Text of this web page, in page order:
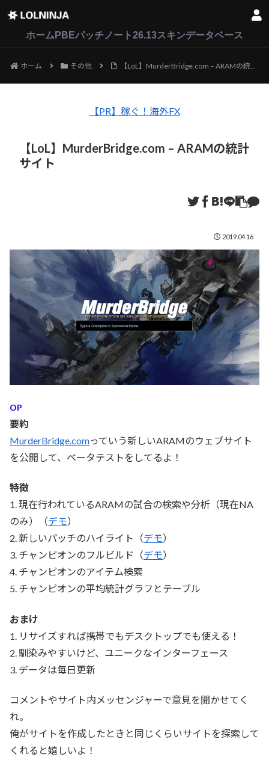
ホーム PBEパッチノート26.13スキンデータベース
ホーム その他 【LoL】MurderBridge.com – ARAMの統計サイト
【PR】稼ぐ！海外FX
【LoL】MurderBridge.com – ARAMの統計
サイト
2019.04.16
OP
要約
MurderBridge.comっていう新しいARAMのウェブサイト
を公開して、ベータテストをしてるよ！
特徴
1. 現在行われているARAMの試合の検索や分析（現在NA
のみ）（デモ）
2. 新しいパッチのハイライト（デモ）
3. チャンピオンのフルビルド（デモ）
4. チャンピオンのアイテム検索
5. チャンピオンの平均統計グラフとテーブル
おまけ
1. リサイズすれば携帯でもデスクトップでも使える！
2. 馴染みやすいけど、ユニークなインターフェース
3. データは毎日更新
コメントやサイト内メッセンジャーで意見を聞かせてく
れ。
俺がサイトを作成したときと同じくらいサイトを探索して
くれると嬉しいよ！